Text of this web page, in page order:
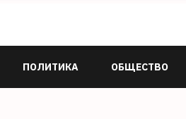
ПОЛИТИКА ОБЩЕСТВО